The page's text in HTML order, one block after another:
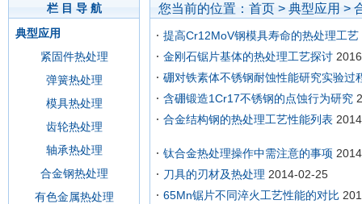
栏 目 导 航
典型应用
紧固件热处理
弹簧热处理
模具热处理
齿轮热处理
轴承热处理
合金钢热处理
有色金属热处理
您当前的位置： 首页 > 典型应用 >
提高Cr12MoV钢模具寿命的热处理工艺
金刚石锯片基体的热处理工艺探讨
硼对铁素体不锈钢耐蚀性能研究实验过
含硼锻造1Cr17不锈钢的点蚀行为研究
合金结构钢的热处理工艺性能列表
钛合金热处理操作中需注意的事项
刀具的刃材及热处理 2014-02-25
65Mn锯片不同淬火工艺性能的对比